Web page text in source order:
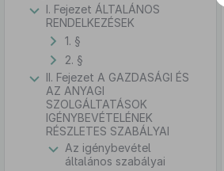
I. Fejezet ÁLTALÁNOS
RENDELKEZÉSEK
1. §
2. §
II. Fejezet A GAZDASÁGI ÉS
AZ ANYAGI
SZOLGÁLTATÁSOK
IGÉNYBEVÉTELÉNEK
RÉSZLETES SZABÁLYAI
Az igénybevétel
általános szabályai